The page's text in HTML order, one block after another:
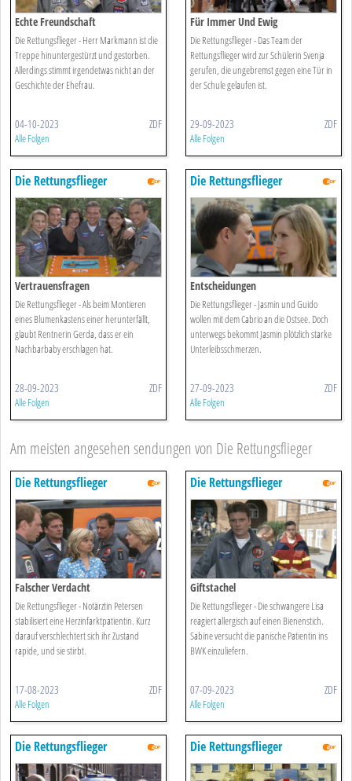
Echte Freundschaft
Die Rettungsflieger - Herr Markmann ist die
Treppe hinuntergestürzt und gestorben.
Allerdings stimmt irgendetwas nicht an der
Geschichte der Ehefrau.
04-10-2023 ZDF
Alle Folgen
Für Immer Und Ewig
Die Rettungsflieger - Das Team der
Rettungsflieger wird zur Schülerin Svenja
gerufen, die ungebremst gegen eine Tür in
der Schule gelaufen ist.
29-09-2023 ZDF
Alle Folgen
Die Rettungsflieger
Vertrauensfragen
Die Rettungsflieger - Als beim Montieren
eines Blumenkastens einer herunterfällt,
glaubt Rentnerin Gerda, dass er ein
Nachbarbaby erschlagen hat.
28-09-2023 ZDF
Alle Folgen
Die Rettungsflieger
Entscheidungen
Die Rettungsflieger - Jasmin und Guido
wollen mit dem Cabrio an die Ostsee. Doch
unterwegs bekommt Jasmin plötzlich starke
Unterleibsschmerzen.
27-09-2023 ZDF
Alle Folgen
Am meisten angesehen sendungen von Die Rettungsflieger
Die Rettungsflieger
Falscher Verdacht
Die Rettungsflieger - Notärztin Petersen
stabilisiert eine Herzinfarktpatientin. Kurz
darauf verschlechtert sich ihr Zustand
rapide, und sie stirbt.
17-08-2023 ZDF
Alle Folgen
Die Rettungsflieger
Giftstachel
Die Rettungsflieger - Die schwangere Lisa
reagiert allergisch auf einen Bienenstich.
Sabine versucht die panische Patientin ins
BWK einzuliefern.
07-09-2023 ZDF
Alle Folgen
Die Rettungsflieger Die Rettungsflieger